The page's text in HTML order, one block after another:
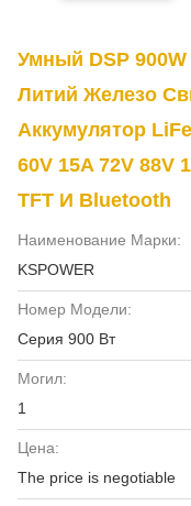
Умный DSP
Литий Железо
Аккумулятор
60V 15A 72V
TFT И Bluetooth
Наименование Марки:
KSPOWER
Номер Модели:
Серия 900 Вт
Могил:
1
Цена:
The price is negotiable